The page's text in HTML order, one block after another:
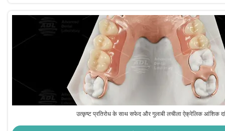
उत्कृष्ट प्रतिरोध के साथ सफेद और गुलाबी लचीला ऐक्रेलिक आंशिक